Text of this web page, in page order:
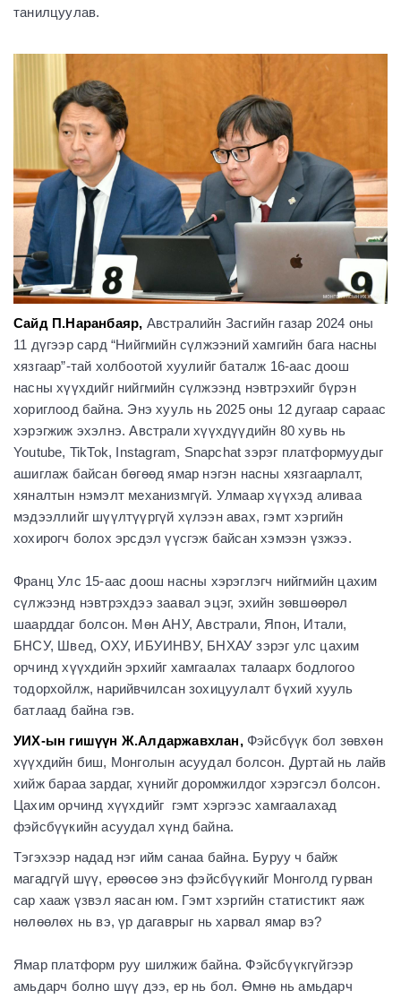
танилцуулав.
Сайд П.Наранбаяр, Австралийн Засгийн газар 2024 оны
11 дүгээр сард “Нийгмийн сүлжээний хамгийн бага насны
хязгаар”-тай холбоотой хуулийг баталж 16-аас доош
насны хүүхдийг нийгмийн сүлжээнд нэвтрэхийг бүрэн
хориглоод байна. Энэ хууль нь 2025 оны 12 дугаар сараас
хэрэгжиж эхэлнэ. Австрали хүүхдүүдийн 80 хувь нь
Youtube, TikTok, Instagram, Snapchat зэрэг платформуудыг
ашиглаж байсан бөгөөд ямар нэгэн насны хязгаарлалт,
хяналтын нэмэлт механизмгүй. Улмаар хүүхэд аливаа
мэдээллийг шүүлтүүргүй хүлээн авах, гэмт хэргийн
хохирогч болох эрсдэл үүсгэж байсан хэмээн үзжээ.
Франц Улс 15-аас доош насны хэрэглэгч нийгмийн цахим
сүлжээнд нэвтрэхдээ заавал эцэг, эхийн зөвшөөрөл
шаарддаг болсон. Мөн АНУ, Австрали, Япон, Итали,
БНСУ, Швед, ОХУ, ИБУИНВУ, БНХАУ зэрэг улс цахим
орчинд хүүхдийн эрхийг хамгаалах талаарх бодлогоо
тодорхойлж, нарийвчилсан зохицуулалт бүхий хууль
батлаад байна гэв.
УИХ-ын гишүүн Ж.Алдаржавхлан,Фэйсбүүк бол зөвхөн
хүүхдийн биш, Монголын асуудал болсон. Дуртай нь лайв
хийж бараа зардаг, хүнийг доромжилдог хэрэгсэл болсон.
Цахим орчинд хүүхдийг гэмт хэргээс хамгаалахад
фэйсбүүкийн асуудал хүнд байна.
Тэгэхээр надад нэг ийм санаа байна. Буруу ч байж
магадгүй шүү, ерөөсөө энэ фэйсбүүкийг Монголд гурван
сар хааж үзвэл яасан юм. Гэмт хэргийн статистикт яаж
нөлөөлөх нь вэ, үр дагаврыг нь харвал ямар вэ?
Ямар платформ руу шилжиж байна. Фэйсбүүкгүйгээр
амьдарч болно шүү дээ, ер нь бол. Өмнө нь амьдарч